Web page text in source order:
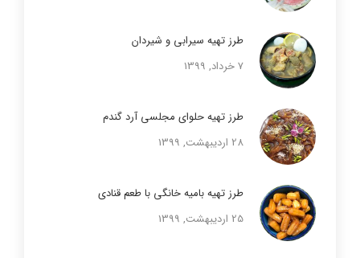
طرز تهیه سیرابی و شیردان
7 خرداد, 1399
طرز تهیه حلوای مجلسی آرد گندم
28 اردیبهشت, 1399
طرز تهیه بامیه خانگی با طعم قنادی
25 اردیبهشت, 1399